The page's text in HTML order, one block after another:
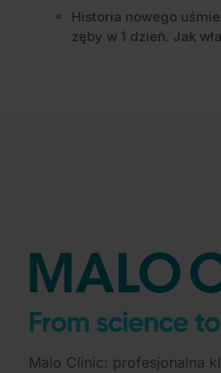
Historia nowego
zęby w 1 dzień. Jak
Malo Clinic: profesjonalna